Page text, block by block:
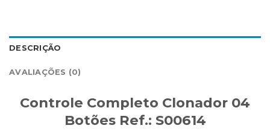
DESCRIÇÃO
AVALIAÇÕES (0)
Controle Completo Clonador 04
Botões Ref.: S00614